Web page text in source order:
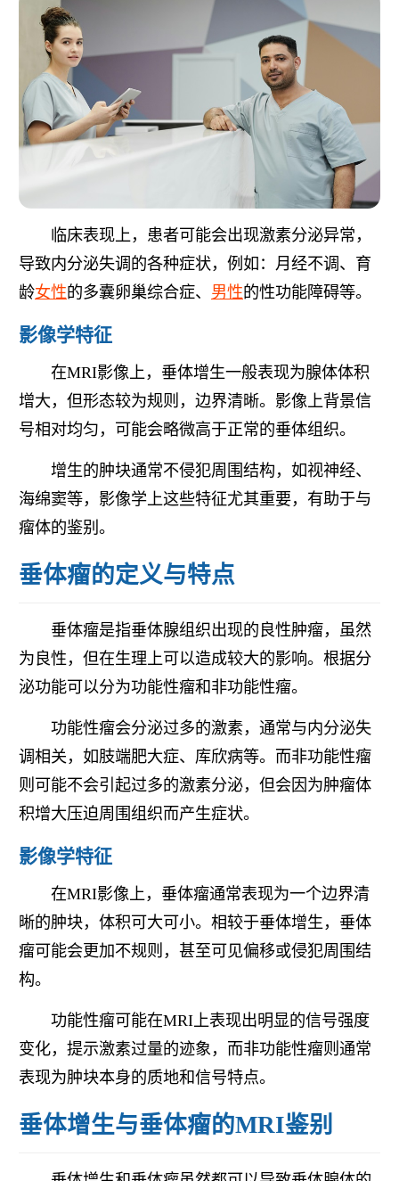
临床表现上，患者可能会出现激素分泌异常，
导致内分泌失调的各种症状，例如：月经不调、育
龄女性的多囊卵巢综合症、 男性的性功能障碍等。
影像学特征
在MRI影像上，垂体增生一般表现为腺体体积
增大，但形态较为规则，边界清晰。影像上背景信
号相对均匀，可能会略微高于正常的垂体组织。
增生的肿块通常不侵犯周围结构，如视神经、
海绵窦等，影像学上这些特征尤其重要，有助于与
瘤体的鉴别。
垂体瘤的定义与特点
垂体瘤是指垂体腺组织出现的良性肿瘤，虽然
为良性，但在生理上可以造成较大的影响。根据分
泌功能可以分为功能性瘤和非功能性瘤。
功能性瘤会分泌过多的激素，通常与内分泌失
调相关，如肢端肥大症、库欣病等。而非功能性瘤
则可能不会引起过多的激素分泌，但会因为肿瘤体
积增大压迫周围组织而产生症状。
影像学特征
在MRI影像上，垂体瘤通常表现为一个边界清
晰的肿块，体积可大可小。相较于垂体增生，垂体
瘤可能会更加不规则，甚至可见偏移或侵犯周围结
构。
功能性瘤可能在MRI上表现出明显的信号强度
变化，提示激素过量的迹象，而非功能性瘤则通常
表现为肿块本身的质地和信号特点。
垂体增生与垂体瘤的MRI鉴别